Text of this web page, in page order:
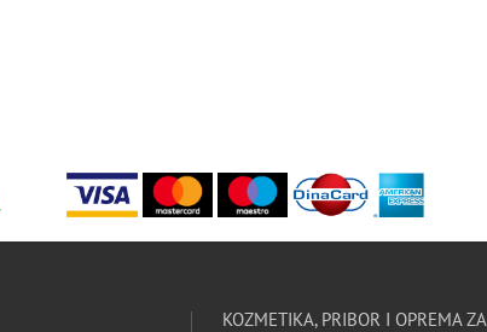
KOZMETIKA, PRIBOR I OPREMA ZA